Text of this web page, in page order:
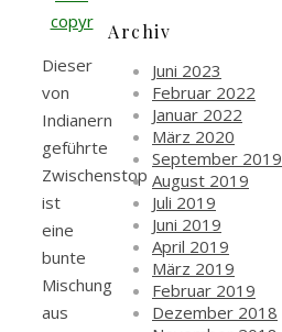
Dieser
von
Indianern
geführte
Zwischenstop
ist
eine
bunte
Mischung
aus
Archiv
Juni 2023
Februar 2022
Januar 2022
März 2020
September 2019
August 2019
Juli 2019
Juni 2019
April 2019
März 2019
Februar 2019
Dezember 2018